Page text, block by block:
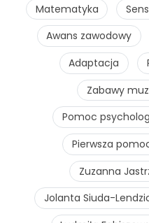
Matematyka
Awans zawodowy
Adaptacja
Zabawy
Pomoc
Pierwsza
Zuzanna
Jolanta Siuda-